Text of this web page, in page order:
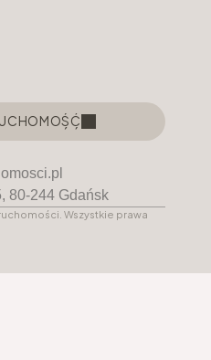
Wszystkie prawa
80-244 Gdańsk